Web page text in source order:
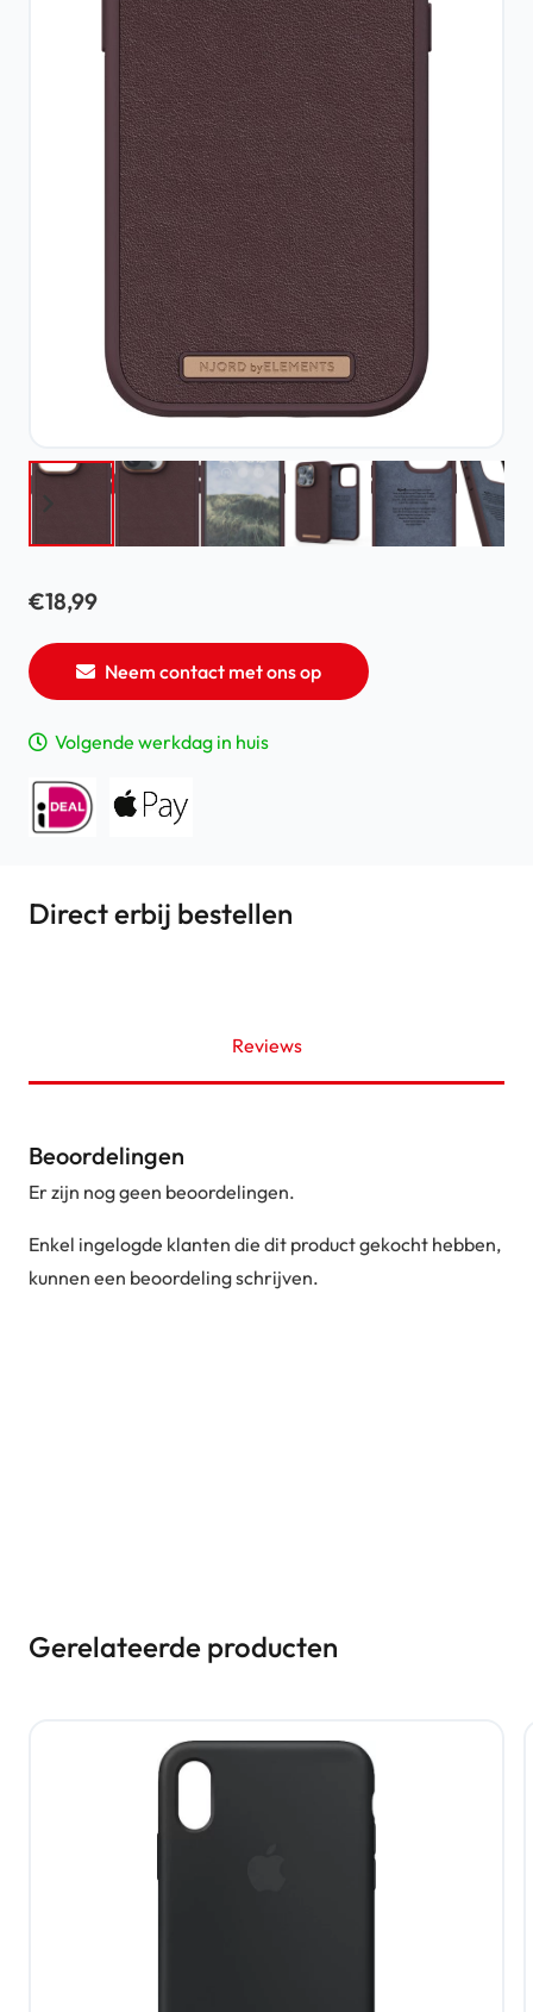
€18,99
Neem contact met ons op
Volgende werkdag in huis
Direct erbij bestellen
Reviews
Beoordelingen
Er zijn nog geen beoordelingen.
Enkel ingelogde klanten die dit product gekocht hebben,
kunnen een beoordeling schrijven.
Gerelateerde producten